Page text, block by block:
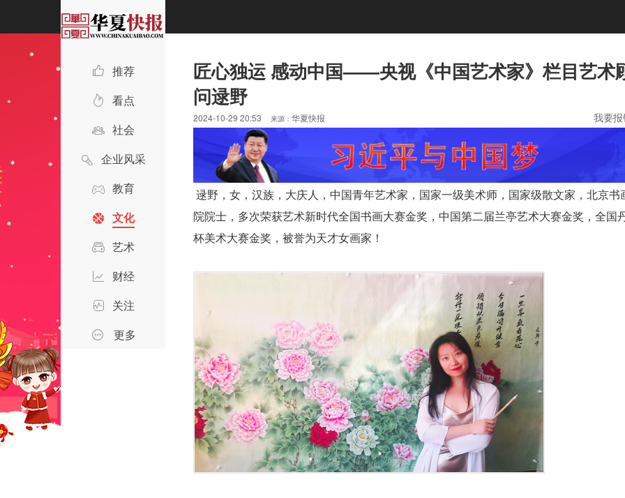
推荐
看点
社会
企业风采
教育
文化
艺术
财经
关注
更多
匠心独运 感动中国——央视《中国艺术家》栏目艺术
问逯野
2024-10-29 20:53 来源： 华夏快报 我要
逯野，女，汉族，大庆人，中国青年艺术家，国家一级美术师，国家级散文家，北京书
院院士，多次荣获艺术新时代全国书画大赛金奖，中国第二届兰亭艺术大赛金奖，全国
杯美术大赛金奖，被誉为天才女画家！